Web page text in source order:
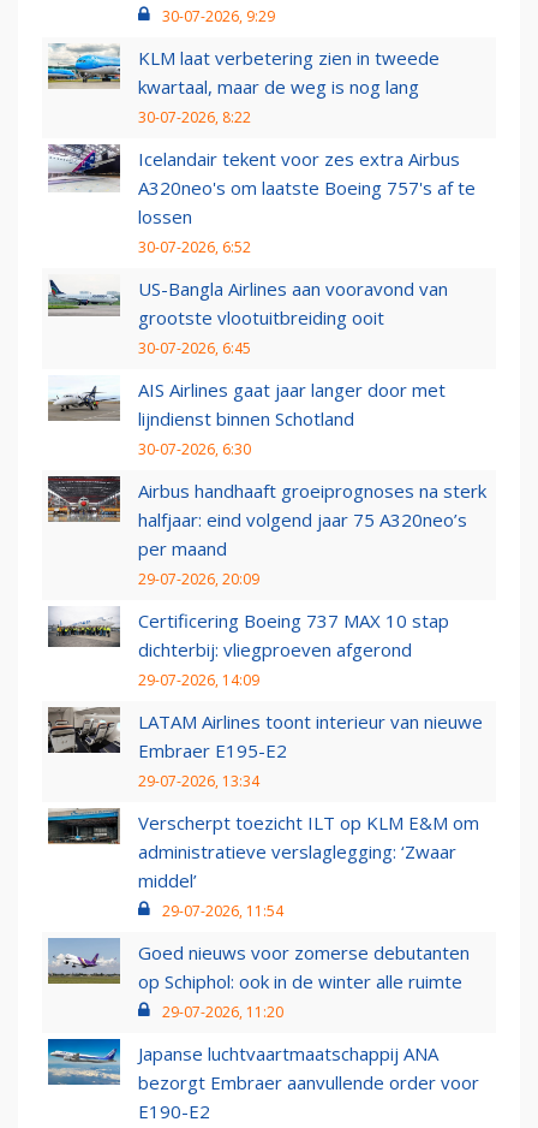
30-07-2026, 9:29
KLM laat verbetering zien in tweede
kwartaal, maar de weg is nog lang
30-07-2026, 8:22
Icelandair tekent voor zes extra Airbus
A320neo's om laatste Boeing 757's af te
lossen
30-07-2026, 6:52
US-Bangla Airlines aan vooravond van
grootste vlootuitbreiding ooit
30-07-2026, 6:45
AIS Airlines gaat jaar langer door met
lijndienst binnen Schotland
30-07-2026, 6:30
Airbus handhaaft groeiprognoses na sterk
halfjaar: eind volgend jaar 75 A320neo’s
per maand
29-07-2026, 20:09
Certificering Boeing 737 MAX 10 stap
dichterbij: vliegproeven afgerond
29-07-2026, 14:09
LATAM Airlines toont interieur van nieuwe
Embraer E195-E2
29-07-2026, 13:34
Verscherpt toezicht ILT op KLM E&M om
administratieve verslaglegging: ‘Zwaar
middel’
29-07-2026, 11:54
Goed nieuws voor zomerse debutanten
op Schiphol: ook in de winter alle ruimte
29-07-2026, 11:20
Japanse luchtvaartmaatschappij ANA
bezorgt Embraer aanvullende order voor
E190-E2